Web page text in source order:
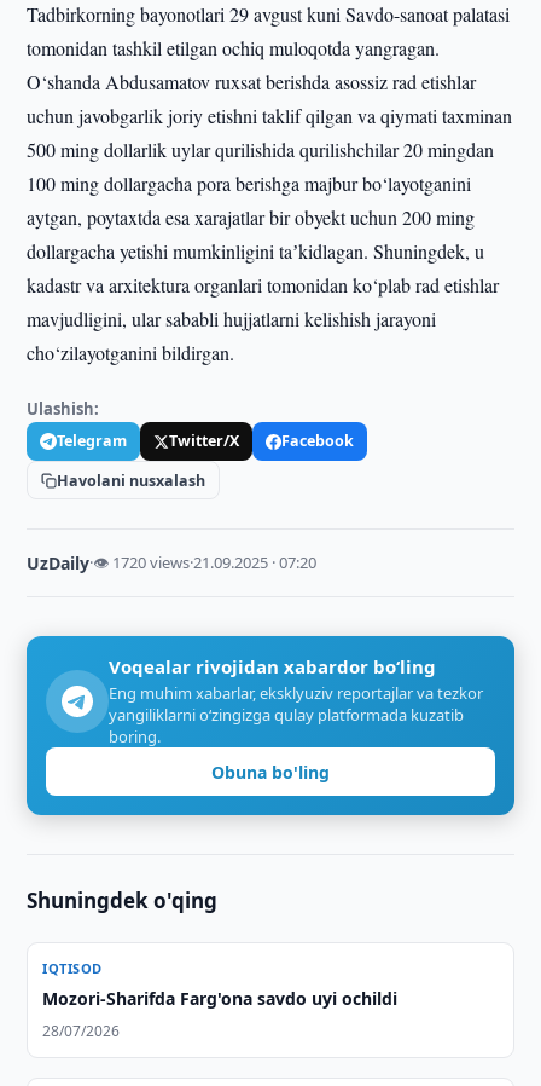
Tadbirkorning bayonotlari 29 avgust kuni Savdo-sanoat palatasi
tomonidan tashkil etilgan ochiq muloqotda yangragan.
O‘shanda Abdusamatov ruxsat berishda asossiz rad etishlar
uchun javobgarlik joriy etishni taklif qilgan va qiymati taxminan
500 ming dollarlik uylar qurilishida qurilishchilar 20 mingdan
100 ming dollargacha pora berishga majbur bo‘layotganini
aytgan, poytaxtda esa xarajatlar bir obyekt uchun 200 ming
dollargacha yetishi mumkinligini taʼkidlagan. Shuningdek, u
kadastr va arxitektura organlari tomonidan ko‘plab rad etishlar
mavjudligini, ular sababli hujjatlarni kelishish jarayoni
cho‘zilayotganini bildirgan.
Ulashish:
Telegram Twitter/X
Facebook
Havolani nusxalash
UzDaily·👁 1720 views·21.09.2025 · 07:20
Voqealar rivojidan xabardor bo‘ling
Eng muhim xabarlar, eksklyuziv reportajlar va tezkor
yangiliklarni o‘zingizga qulay platformada kuzatib
boring.
Obuna bo'ling
Shuningdek o'qing
IQTISOD
Mozori-Sharifda Farg'ona savdo uyi ochildi
28/07/2026